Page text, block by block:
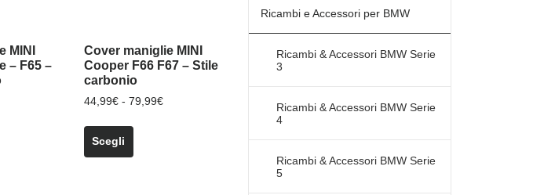
MINI
– F65 –
Cover maniglie MINI
Cooper F66 F67 – Stile
carbonio
44,99€ - 79,99€Fascia
Scegli
Questo
ha
Ricambi e Accessori per BMW
Ricambi & Accessori BMW Serie
3
Ricambi & Accessori BMW Serie
4
Ricambi & Accessori BMW Serie
5